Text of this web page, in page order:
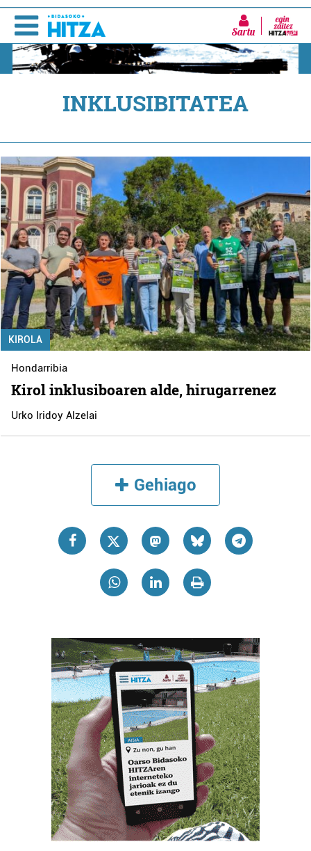
Sartu
INKLUSIBITATEA
KIROLA
Hondarribia
Kirol inklusiboaren alde, hirugarrenez
Urko Iridoy Alzelai
Gehiago